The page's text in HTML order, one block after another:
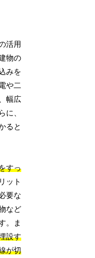
活用
物の
みを
や二
幅広
に、
ると
すっ
ット
要な
など
。ま
設す
が切